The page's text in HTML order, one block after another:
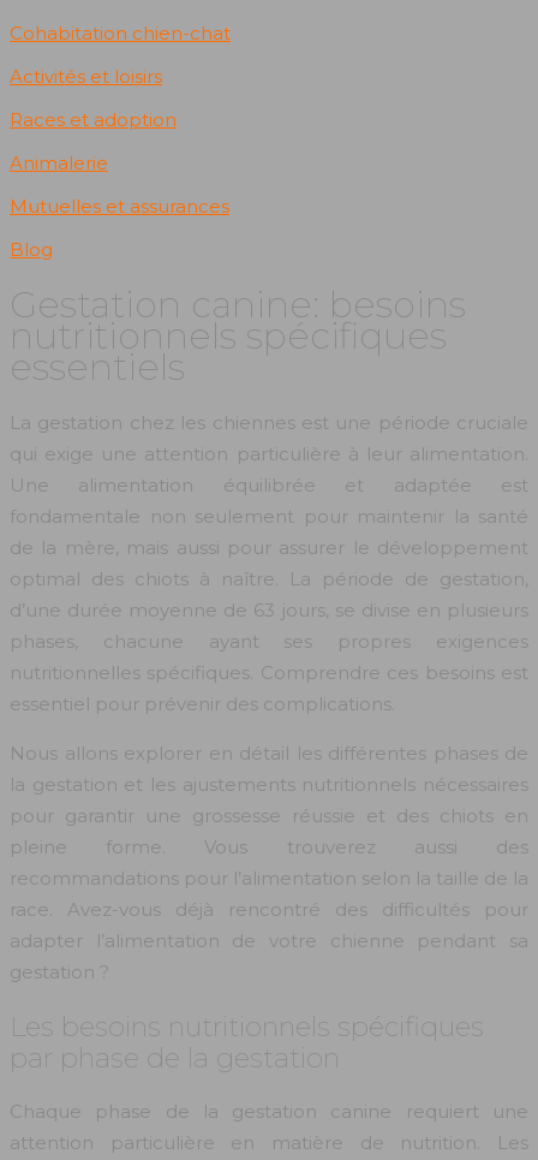
Cohabitation chien-chat
Activités et loisirs
Races et adoption
Animalerie
Mutuelles et assurances
Blog
Gestation canine: besoins
nutritionnels spécifiques
essentiels
La gestation chez les chiennes est une période cruciale
qui exige une attention particulière à leur alimentation.
Une alimentation équilibrée et adaptée est
fondamentale non seulement pour maintenir la santé
de la mère, mais aussi pour assurer le développement
optimal des chiots à naître. La période de gestation,
d’une durée moyenne de 63 jours, se divise en plusieurs
phases, chacune ayant ses propres exigences
nutritionnelles spécifiques. Comprendre ces besoins est
essentiel pour prévenir des complications.
Nous allons explorer en détail les différentes phases de
la gestation et les ajustements nutritionnels nécessaires
pour garantir une grossesse réussie et des chiots en
pleine forme. Vous trouverez aussi des
recommandations pour l’alimentation selon la taille de la
race. Avez-vous déjà rencontré des difficultés pour
adapter l’alimentation de votre chienne pendant sa
gestation ?
Les besoins nutritionnels spécifiques
par phase de la gestation
Chaque phase de la gestation canine requiert une
attention particulière en matière de nutrition. Les